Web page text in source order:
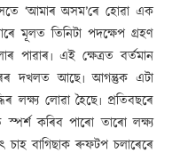
‘আমাৰ অসম’ৰে হোৱা এক
মূলত তিনিটা পদক্ষেপ গ্ৰহণ
পাৱাৰ৷ এই ক্ষেত্ৰত বৰ্তমান
দখলত আছে৷ আগন্তুক এটা
লক্ষ্য লোৱা হৈছে৷ প্ৰতিবছৰে
কৰিব পাৰো তাৰো লক্ষ্য
চাহ বাগিছাক ৰুফটপ চলাৰেৰে